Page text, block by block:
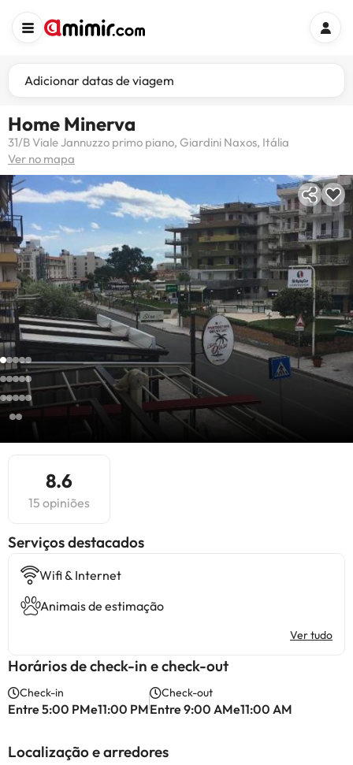
Adicionar datas de viagem
Home Minerva
31/B Viale Jannuzzo primo piano, Giardini Naxos, Itália
Ver no mapa
8.6
15 opiniões
Serviços destacados
Wifi & Internet
Animais de estimação
Ver tudo
Horários de check-in e check-out
Check-in
Entre 5:00 PMe11:00 PM
Check-out
Entre 9:00 AMe11:00 AM
Localização e arredores